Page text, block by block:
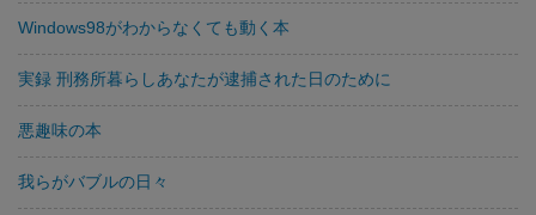
Windows98がわからなくても動く本
実録 刑務所暮らしあなたが逮捕された日のために
悪趣味の本
我らがバブルの日々